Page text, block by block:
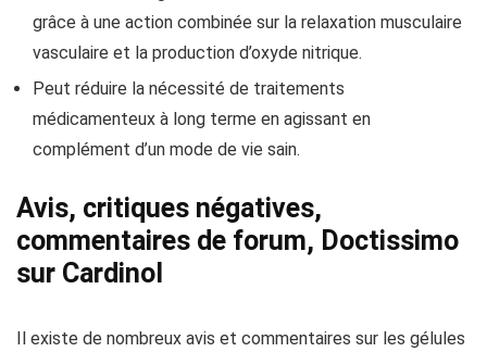
grâce à une action combinée sur la relaxation musculaire
vasculaire et la production d’oxyde nitrique.
Peut réduire la nécessité de traitements
médicamenteux à long terme en agissant en
complément d’un mode de vie sain.
Avis, critiques négatives,
commentaires de forum, Doctissimo
sur Cardinol
Il existe de nombreux avis et commentaires sur les gélules